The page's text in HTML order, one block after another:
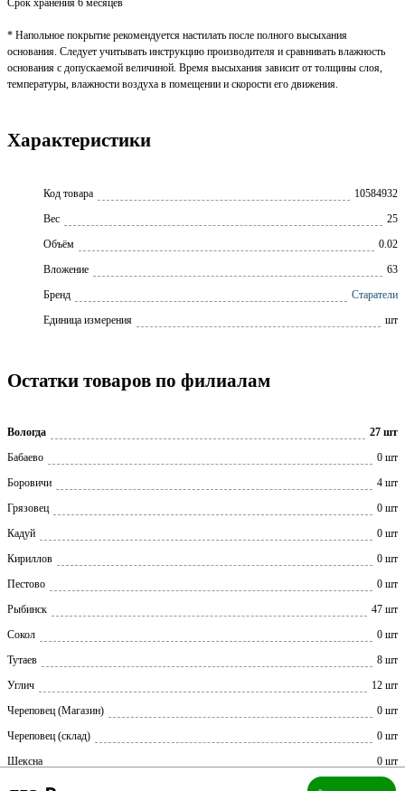
Срок хранения 6 месяцев
* Напольное покрытие рекомендуется настилать после полного высыхания
основания. Следует учитывать инструкцию производителя и сравнивать влажность
основания с допускаемой величиной. Время высыхания зависит от толщины слоя,
температуры, влажности воздуха в помещении и скорости его движения.
Характеристики
Код товара
10584932
Вес
25
Объём
0.02
Вложение
63
Бренд
Старатели
Единица измерения
шт
Остатки товаров по филиалам
Вологда
27 шт
Бабаево
0 шт
Боровичи
4 шт
Грязовец
0 шт
Кадуй
0 шт
Кириллов
0 шт
Пестово
0 шт
Рыбинск
47 шт
Сокол
0 шт
Тутаев
8 шт
Углич
12 шт
Череповец (Магазин)
0 шт
Череповец (склад)
0 шт
Шексна
0 шт